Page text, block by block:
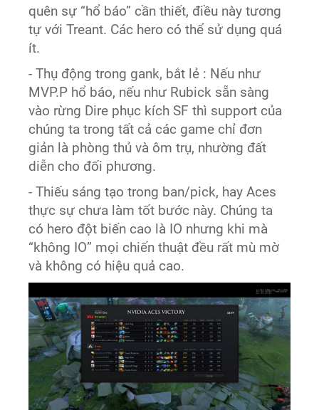
quên sự “hổ báo” cần thiết, điều này tương
tự với Treant. Các hero có thể sử dụng quá
ít.
- Thụ động trong gank, bắt lẻ : Nếu như
MVP.P hổ báo, nếu như Rubick sẵn sàng
vào rừng Dire phục kích SF thì support của
chúng ta trong tất cả các game chỉ đơn
giản là phòng thủ và ôm trụ, nhường đất
diễn cho đối phương.
- Thiếu sáng tạo trong ban/pick, hay Aces
thực sự chưa làm tốt bước này. Chúng ta
có hero đột biến cao là IO nhưng khi mà
“không IO” mọi chiến thuật đều rất mù mờ
và không có hiệu quả cao.